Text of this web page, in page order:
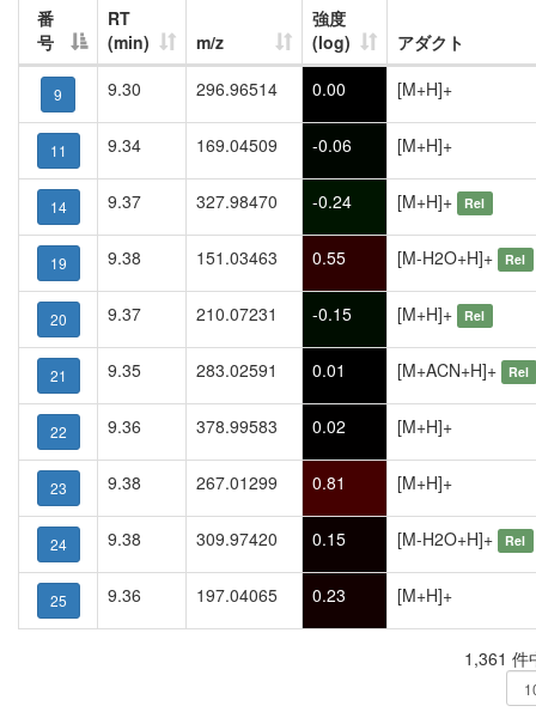
番
号
RT
(min)
m/z
強度
(log)
アダクト
9 9.30 296.96514 0.00 [M+H]+
11 9.34 169.04509 -0.06 [M+H]+
14 9.37 327.98470 -0.24 [M+H]+ Rel
19 9.38 151.03463 0.55 [M-H2O+H]+ Rel
20 9.37 210.07231 -0.15 [M+H]+ Rel
21 9.35 283.02591 0.01 [M+ACN+H]+ Rel
22 9.36 378.99583 0.02 [M+H]+
23 9.38 267.01299 0.81 [M+H]+
24 9.38 309.97420 0.15 [M-H2O+H]+ Rel
25 9.36 197.04065 0.23 [M+H]+
1,361 件